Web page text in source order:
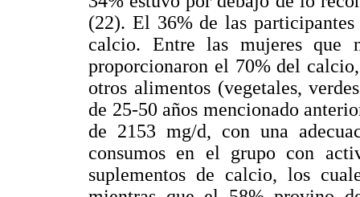
(22). El 36% de las
calcio. Entre las mujeres que
proporcionaron el 70% del
otros alimentos (vegetales,
de 25-50 años mencionado
de 2153 mg/d, con una
consumos en el grupo con
suplementos de calcio, los